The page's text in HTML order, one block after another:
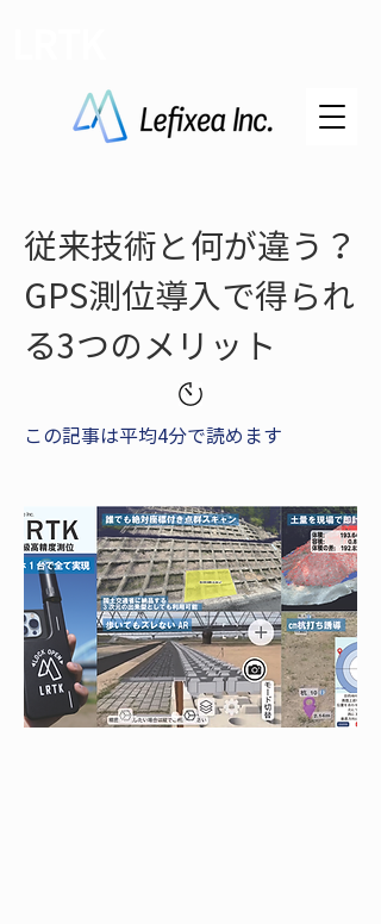
従来技術と何が違う？
GPS測位導入で得られ
る3つのメリット
この記事は平均4分で読めます